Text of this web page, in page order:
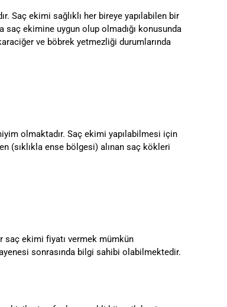
Saç ekimi sağlıklı her bireye yapılabilen bir
saç ekimine uygun olup olmadığı konusunda
ve böbrek yetmezliği durumlarında
olmaktadır. Saç ekimi yapılabilmesi için
(sıklıkla ense bölgesi) alınan saç kökleri
saç ekimi fiyatı vermek mümkün
sonrasında bilgi sahibi olabilmektedir.